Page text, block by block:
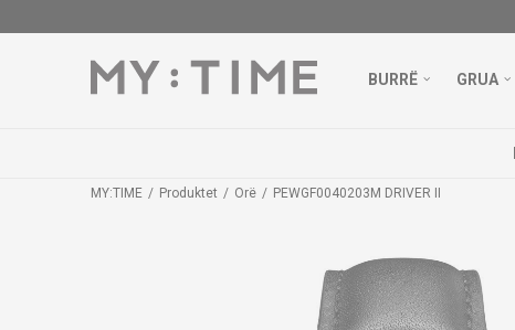
BURRË GRUA
MY:TIME Produktet Orë PEWGF0040203M DRIVER II